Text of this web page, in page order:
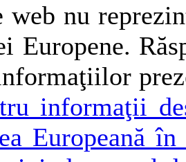
web nu
Europene.
informaţii
Europeană